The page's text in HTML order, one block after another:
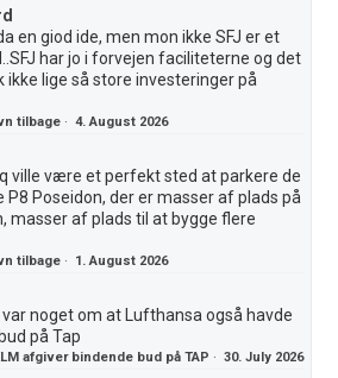
en giod ide, men mon ikke SFJ er et
har jo i forvejen faciliteterne og det
ikke lige så store investeringer på
tilbage ·4. August 2026
ville være et perfekt sted at parkere de
P8 Poseidon, der er masser af plads på
masser af plads til at bygge flere
tilbage · 1. August 2026
var noget om at Lufthansa også havde
på Tap
afgiver bindende bud på TAP ·30. July 2026